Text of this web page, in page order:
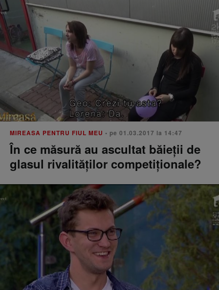
MIREASA PENTRU FIUL MEU • pe 01.03.2017 la 14:47
În ce măsură au ascultat băieţii de
glasul rivalităţilor competiţionale?